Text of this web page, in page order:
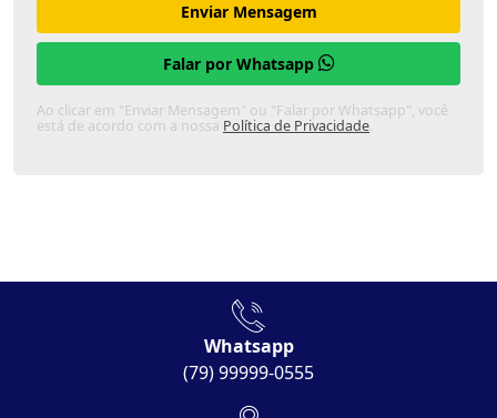
Enviar Mensagem
Falar por Whatsapp
Ao clicar em "Enviar Mensagem" ou "Falar por Whatsapp", você
está de acordo com a nossa Política de Privacidade.
Whatsapp
(79) 99999-0555